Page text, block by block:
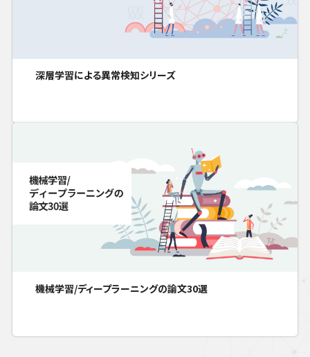
深層学習による異常検知シリーズ
機械学習/ディープラーニングの論文30選